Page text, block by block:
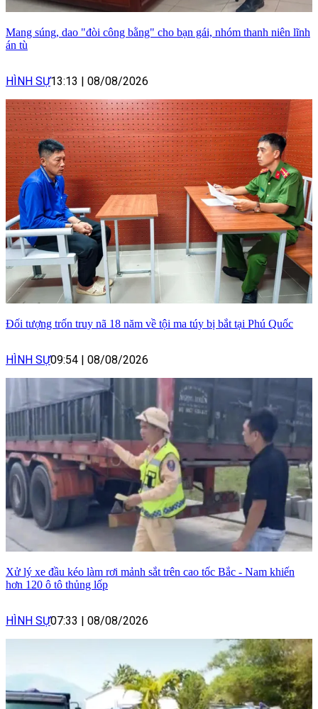
Mang súng, dao "đòi công bằng" cho bạn gái, nhóm thanh niên lĩnh
án tù
HÌNH SỰ13:13 08/08/2026
Đối tượng trốn truy nã 18 năm về tội ma túy bị bắt tại Phú Quốc
HÌNH SỰ09:54 08/08/2026
Xử lý xe đầu kéo làm rơi mảnh sắt trên cao tốc Bắc - Nam khiến
hơn 120 ô tô thủng lốp
HÌNH SỰ07:33 08/08/2026